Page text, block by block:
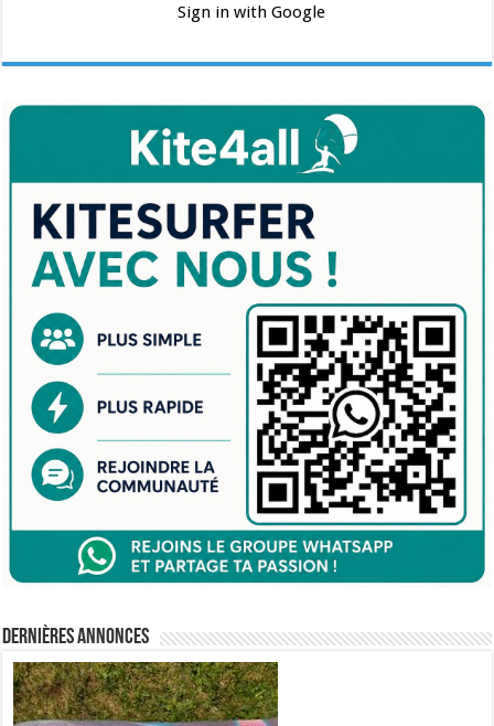
Sign in with Google
Dernières annonces